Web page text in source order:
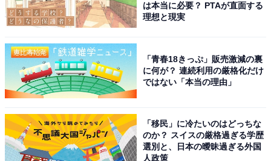
は本当に必要？ PTAが直面する
理想と現実
「青春18きっぷ」販売激減の裏
に何が？ 連続利用の厳格化だけ
ではない「本当の理由」
「移民」に冷たいのはどっちな
のか？ スイスの厳格過ぎる学歴
選別と、日本の曖昧過ぎる外国
人政策